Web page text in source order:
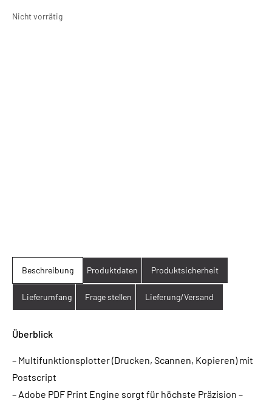
Nicht vorrätig
Beschreibung Produktdaten Produktsicherheit
Lieferumfang Frage stellen Lieferung/Versand
Überblick
– Multifunktionsplotter (Drucken, Scannen, Kopieren) mit
Postscript
– Adobe PDF Print Engine sorgt für höchste Präzision –